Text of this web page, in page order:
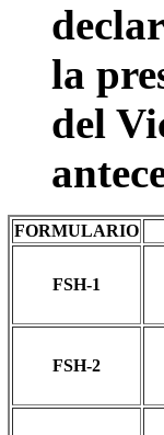
la
del
FORMULARIO
FSH-1
FSH-2